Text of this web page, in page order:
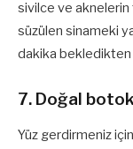
sivilce ve
süzülen sinameki
dakika bekledikten
7. Doğal
Yüz gerdirmeniz